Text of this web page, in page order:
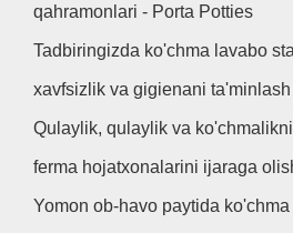
qahramonlari - Porta Potties
Tadbiringizda ko'chma lavabo
xavfsizlik va gigienani ta'minlash
Qulaylik, qulaylik va
ferma hojatxonalarini ijaraga
Yomon ob-havo paytida